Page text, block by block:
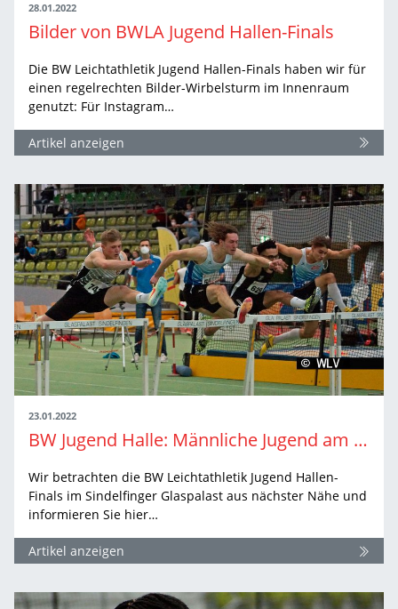
28.01.2022
Bilder von BWLA Jugend Hallen-Finals
Die BW Leichtathletik Jugend Hallen-Finals haben wir für
einen regelrechten Bilder-Wirbelsturm im Innenraum
genutzt: Für Instagram…
Artikel anzeigen
23.01.2022
BW Jugend Halle: Männliche Jugend am Sonntag
Wir betrachten die BW Leichtathletik Jugend Hallen-
Finals im Sindelfinger Glaspalast aus nächster Nähe und
informieren Sie hier…
Artikel anzeigen